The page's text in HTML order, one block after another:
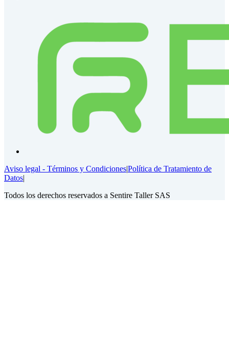
Aviso legal - Términos y Condiciones|Política de Tratamiento de
Datos|
Todos los derechos reservados a Sentire Taller SAS